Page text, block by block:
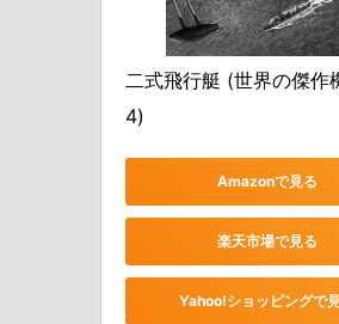
二式飛行艇 (世界の傑作
4)
Amazonで見る
楽天市場で見る
Yahoo!ショッピングで